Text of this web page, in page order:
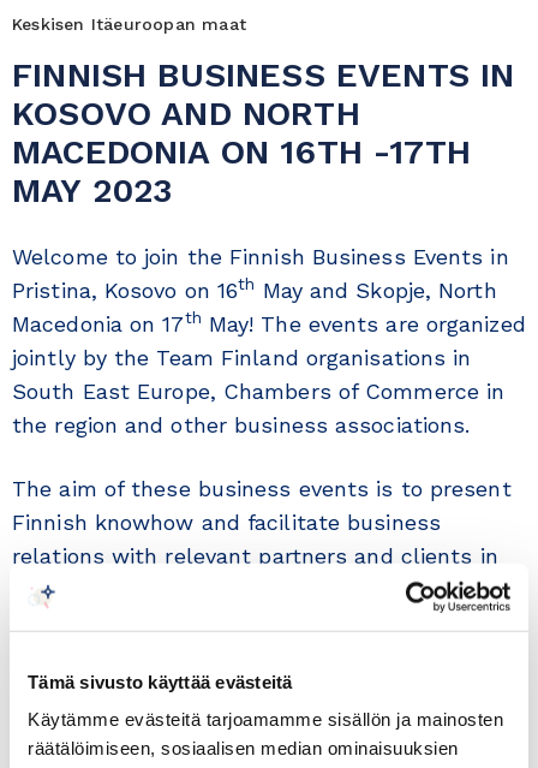
Tämä sivusto käyttää evästeitä
Käytämme evästeitä tarjoamamme sisällön ja mainosten
räätälöimiseen, sosiaalisen median ominaisuuksien
Keskisen Itäeuroopan maat
FINNISH BUSINESS EVENTS IN
KOSOVO AND NORTH
MACEDONIA ON 16TH -17TH
MAY 2023
Welcome to join the Finnish Business Events in
Pristina, Kosovo on 16th May and Skopje, North
Macedonia on 17th May! The events are organized
jointly by the Team Finland organisations in
South East Europe, Chambers of Commerce in
the region and other business associations.
The aim of these business events is to present
Finnish knowhow and facilitate business
relations with relevant partners and clients in
the region. The events are open to all business
Europe, e.g. the GDP growth forecast in 2023 for
EU area is less than 1%, while for North
Macedonia is 3%, and for Kosovo is 3.5%.